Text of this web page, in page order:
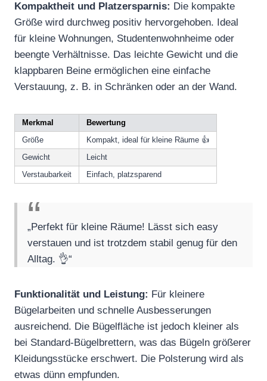
Kompaktheit und Platzersparnis: Die kompakte
Größe wird durchweg positiv hervorgehoben. Ideal
für kleine Wohnungen, Studentenwohnheime oder
beengte Verhältnisse. Das leichte Gewicht und die
klappbaren Beine ermöglichen eine einfache
Verstauung, z. B. in Schränken oder an der Wand.
Merkmal
Bewertung
Größe
Kompakt, ideal für kleine Räume 👍
Gewicht
Leicht
Verstaubarkeit
Einfach, platzsparend
„Perfekt für kleine Räume! Lässt sich easy
verstauen und ist trotzdem stabil genug für den
Alltag. 👌“
Funktionalität und Leistung: Für kleinere
Bügelarbeiten und schnelle Ausbesserungen
ausreichend. Die Bügelfläche ist jedoch kleiner als
bei Standard-Bügelbrettern, was das Bügeln größerer
Kleidungsstücke erschwert. Die Polsterung wird als
etwas dünn empfunden.